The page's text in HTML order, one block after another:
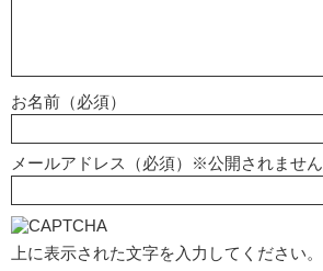
お名前（必須）
メールアドレス（必須）※公開されません
上に表示された文字を入力してください。